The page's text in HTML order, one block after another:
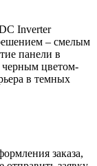
Inverter
– смелым
панели в
черным цветом-
в темных
заказа,